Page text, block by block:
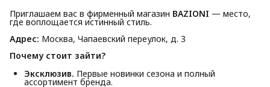
Приглашаем вас в фирменный магазин BAZIONI — место,
где воплощается истинный стиль.
Адрес: Москва, Чапаевский переулок, д. 3
Почему стоит зайти?
Эксклюзив. Первые новинки сезона и полный
ассортимент бренда.